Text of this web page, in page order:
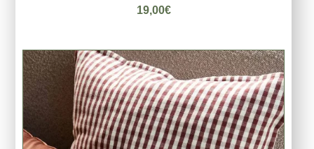
19,00€